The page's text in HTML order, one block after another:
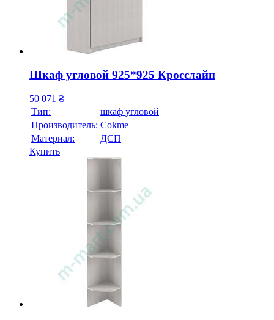
Шкаф угловой 925*925 Кросслайн
50 071 ₴
Тип:
шкаф угловой
Производитель: Cokme
Материал:
ДСП
Купить